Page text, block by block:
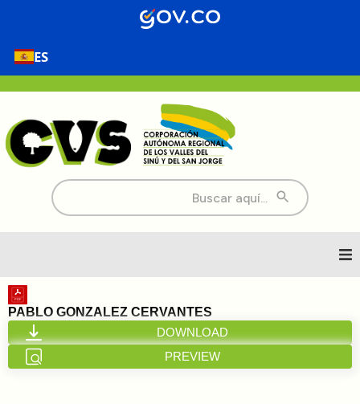
ES
Buscar:
Inicio
Nosotros
PABLO GONZALEZ CERVANTES
DOWNLOAD
PREVIEW